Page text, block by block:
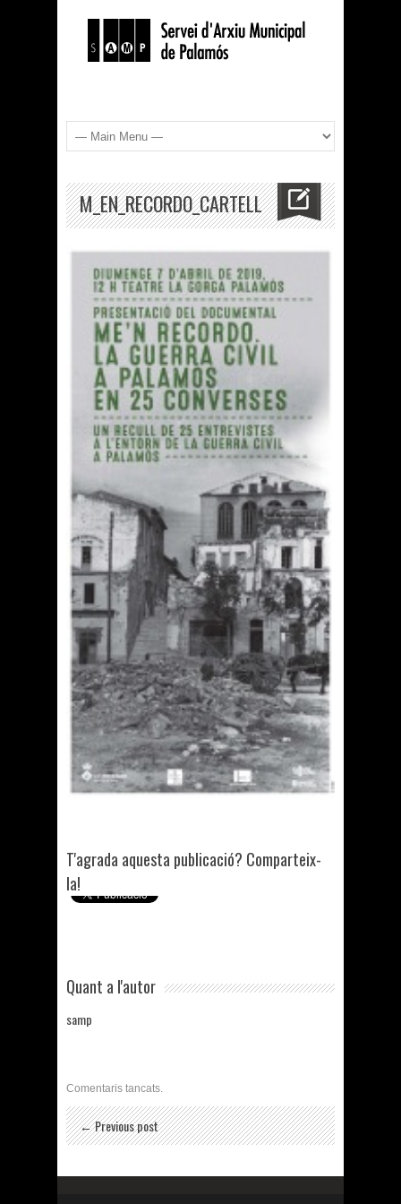
M_EN_RECORDO_CARTELL
T'agrada aquesta publicació? Comparteix-
la!
Quant a l'autor
samp
Comentaris tancats.
← Previous post